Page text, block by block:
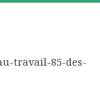
travail-85-des-